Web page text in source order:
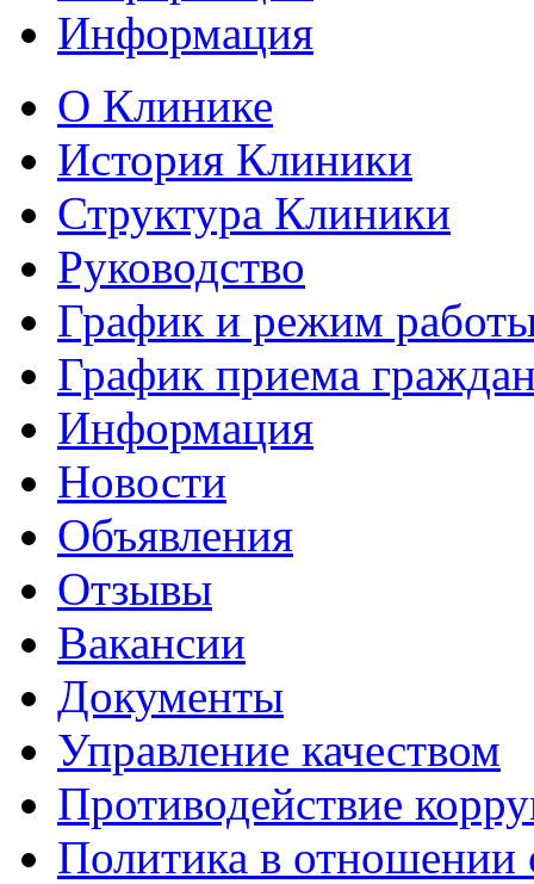
Информация
О Клинике
История Клиники
Структура Клиники
Руководство
График и режим
График приема
Информация
Новости
Объявления
Отзывы
Вакансии
Документы
Управление качеством
Противодействие
Политика в отношении